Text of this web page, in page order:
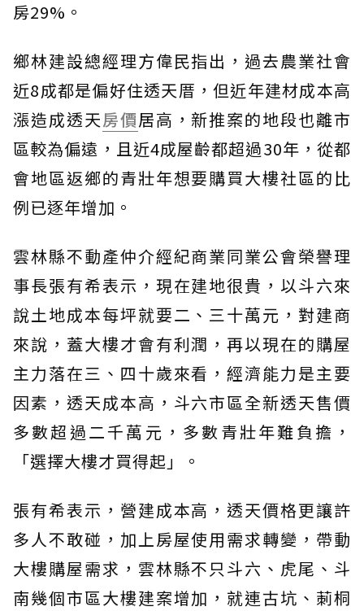
房29%。
鄉林建設總經理方偉民指出，過去農業社會
近8成都是偏好住透天厝，但近年建材成本高
漲造成透天房價居高，新推案的地段也離市
區較為偏遠，且近4成屋齡都超過30年，從都
會地區返鄉的青壯年想要購買大樓社區的比
例已逐年增加。
雲林縣不動產仲介經紀商業同業公會榮譽理
事長張有希表示，現在建地很貴，以斗六來
說土地成本每坪就要二、三十萬元，對建商
來說，蓋大樓才會有利潤，再以現在的購屋
主力落在三、四十歲來看，經濟能力是主要
因素，透天成本高，斗六市區全新透天售價
多數超過二千萬元，多數青壯年難負擔，
「選擇大樓才買得起」。
張有希表示，營建成本高，透天價格更讓許
多人不敢碰，加上房屋使用需求轉變，帶動
大樓購屋需求，雲林縣不只斗六、虎尾、斗
南幾個市區大樓建案增加，就連古坑、莿桐